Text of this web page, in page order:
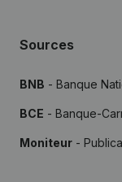
Sources
BNB - Banque
BCE - Banque-
Moniteur -